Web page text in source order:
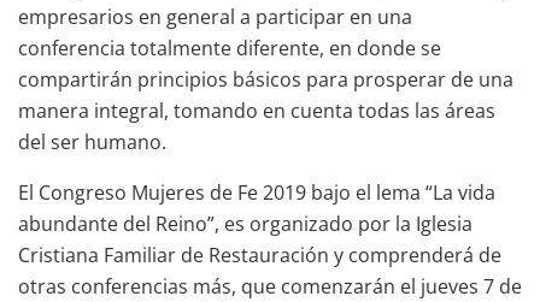
empresarios en general a participar en una
conferencia totalmente diferente, en donde se
compartirán principios básicos para prosperar de una
manera integral, tomando en cuenta todas las áreas
del ser humano.
El Congreso Mujeres de Fe 2019 bajo el lema “La vida
abundante del Reino”, es organizado por la Iglesia
Cristiana Familiar de Restauración y comprenderá de
otras conferencias más, que comenzarán el jueves 7 de